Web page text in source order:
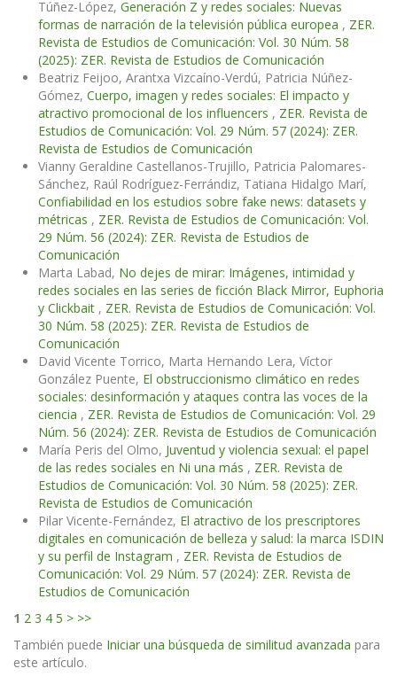
Túñez-López, Generación Z y redes sociales: Nuevas
formas de narración de la televisión pública europea , ZER.
Revista de Estudios de Comunicación: Vol. 30 Núm. 58
(2025): ZER. Revista de Estudios de Comunicación
Beatriz Feijoo, Arantxa Vizcaíno-Verdú, Patricia Núñez-
Gómez, Cuerpo, imagen y redes sociales: El impacto y
atractivo promocional de los influencers , ZER. Revista de
Estudios de Comunicación: Vol. 29 Núm. 57 (2024): ZER.
Revista de Estudios de Comunicación
Vianny Geraldine Castellanos-Trujillo, Patricia Palomares-
Sánchez, Raúl Rodríguez-Ferrándiz, Tatiana Hidalgo Marí,
Confiabilidad en los estudios sobre fake news: datasets y
métricas , ZER. Revista de Estudios de Comunicación: Vol.
29 Núm. 56 (2024): ZER. Revista de Estudios de
Comunicación
Marta Labad, No dejes de mirar: Imágenes, intimidad y
redes sociales en las series de ficción Black Mirror, Euphoria
y Clickbait , ZER. Revista de Estudios de Comunicación: Vol.
30 Núm. 58 (2025): ZER. Revista de Estudios de
Comunicación
David Vicente Torrico, Marta Hernando Lera, Víctor
González Puente, El obstruccionismo climático en redes
sociales: desinformación y ataques contra las voces de la
ciencia , ZER. Revista de Estudios de Comunicación: Vol. 29
Núm. 56 (2024): ZER. Revista de Estudios de Comunicación
María Peris del Olmo, Juventud y violencia sexual: el papel
de las redes sociales en Ni una más , ZER. Revista de
Estudios de Comunicación: Vol. 30 Núm. 58 (2025): ZER.
Revista de Estudios de Comunicación
Pilar Vicente-Fernández, El atractivo de los prescriptores
digitales en comunicación de belleza y salud: la marca ISDIN
y su perfil de Instagram , ZER. Revista de Estudios de
Comunicación: Vol. 29 Núm. 57 (2024): ZER. Revista de
Estudios de Comunicación
1 2 3 4 5 > >>
También puede Iniciar una búsqueda de similitud avanzada para
este artículo.